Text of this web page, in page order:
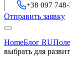
+38 097
Отправить заявку
HomeБлог RU
выбрать для